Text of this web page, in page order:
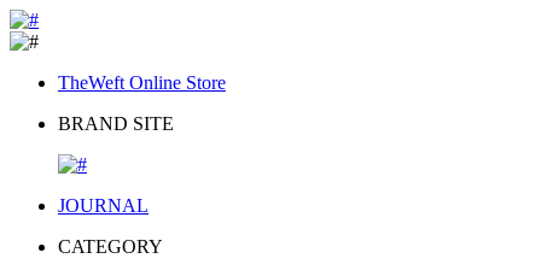
TheWeft Online Store
BRAND SITE
JOURNAL
CATEGORY